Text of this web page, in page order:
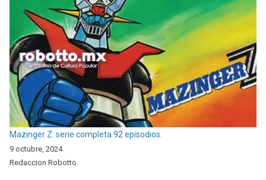
Mazinger Z: serie completa 92 episodios.
9 octubre, 2024
Redaccion Robotto